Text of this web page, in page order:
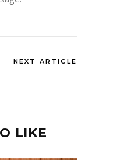
NEXT ARTICLE
LIKE